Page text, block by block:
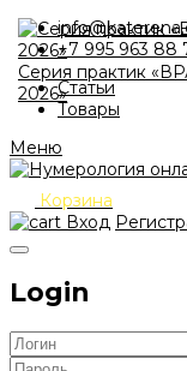
+7 995 963 88
Статьи
Товары
Меню
Корзина
Вход
Login
Серия практик
2026»